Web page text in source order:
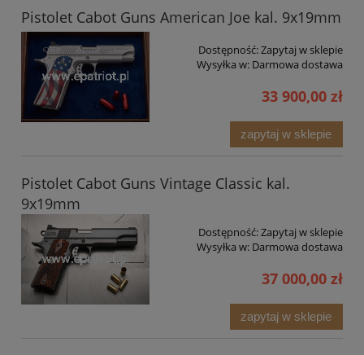
Pistolet Cabot Guns American Joe kal. 9x19mm
Dostępność:Zapytaj w sklepie
Wysyłka w: Darmowa dostawa
33 900,00 zł
zapytaj w sklepie
Pistolet Cabot Guns Vintage Classic kal.
9x19mm
Dostępność:Zapytaj w sklepie
Wysyłka w: Darmowa dostawa
37 000,00 zł
zapytaj w sklepie